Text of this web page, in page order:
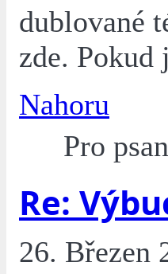
dublované
zde. Pokud
Nahoru
Pro
Re:
26. Březen